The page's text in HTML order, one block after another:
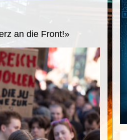
an die Front!»